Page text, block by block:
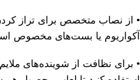
• از نصاب متخصص برای تراز
آکواریوم یا بست‌های مخصوص
• برای نظافت از شوینده‌های